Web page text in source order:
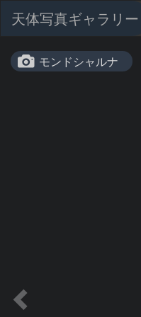
天体写真ギャラリー
モンドシャルナ